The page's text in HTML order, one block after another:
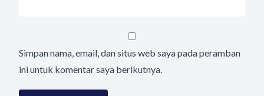
Simpan nama, email, dan situs web saya pada peramban
ini untuk komentar saya berikutnya.